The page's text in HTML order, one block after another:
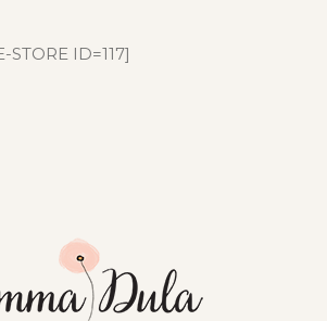
STORE ID=117]